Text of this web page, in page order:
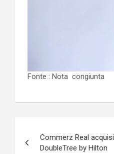
Fonte : Nota congiunta
articoli
Commerz Real
DoubleTree by Hilton